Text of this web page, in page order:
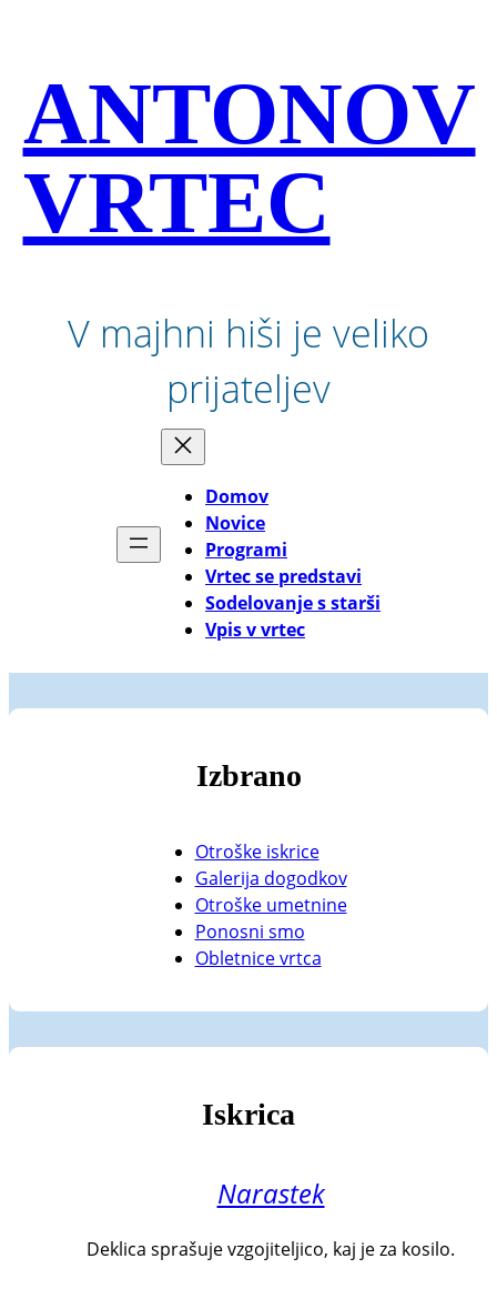
ANTONOV
VRTEC
V majhni hiši je veliko
prijateljev
Domov
Novice
Programi
Vrtec se predstavi
Sodelovanje s starši
Vpis v vrtec
Izbrano
Otroške iskrice
Galerija dogodkov
Otroške umetnine
Ponosni smo
Obletnice vrtca
Iskrica
Narastek
Deklica sprašuje vzgojiteljico, kaj je za kosilo.